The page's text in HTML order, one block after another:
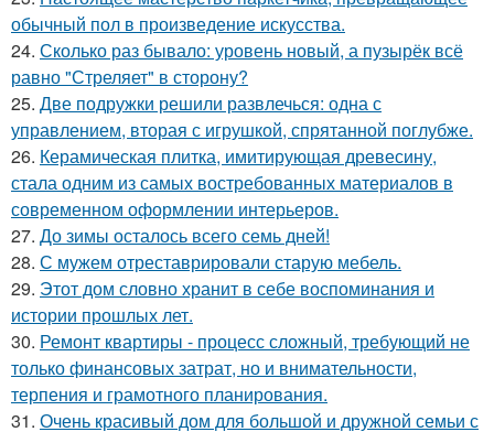
обычный пол в произведение искусства.
24. Сколько раз бывало: уровень новый, а пузырёк всё
равно "Стреляет" в сторону?
25. Две подружки решили развлечься: одна с
управлением, вторая с игрушкой, спрятанной поглубже.
26. Керамическая плитка, имитирующая древесину,
стала одним из самых востребованных материалов в
современном оформлении интерьеров.
27. До зимы осталось всего семь дней!
28. С мужем отреставрировали старую мебель.
29. Этот дом словно хранит в себе воспоминания и
истории прошлых лет.
30. Ремонт квартиры - процесс сложный, требующий не
только финансовых затрат, но и внимательности,
терпения и грамотного планирования.
31. Очень красивый дом для большой и дружной семьи с